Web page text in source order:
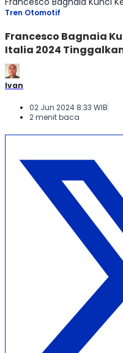
Tren Otomotif
Francesco Bagnaia
Italia 2024
Ivan
02 Jun 2024 8:33 WIB
2 menit baca